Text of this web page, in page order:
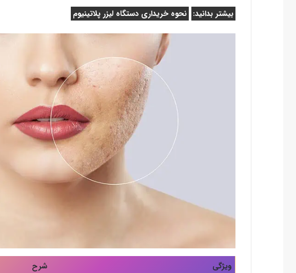
بیشتر بدانید: نحوه خریداری دستگاه لیزر پلاتینیوم
ویژگی شرح